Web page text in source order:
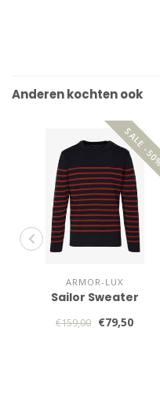
Anderen kochten ook
SALE -
ARMOR-LUX
Sailor Sweater
€159,00 €79,50